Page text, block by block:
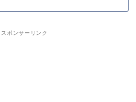
スポンサーリンク